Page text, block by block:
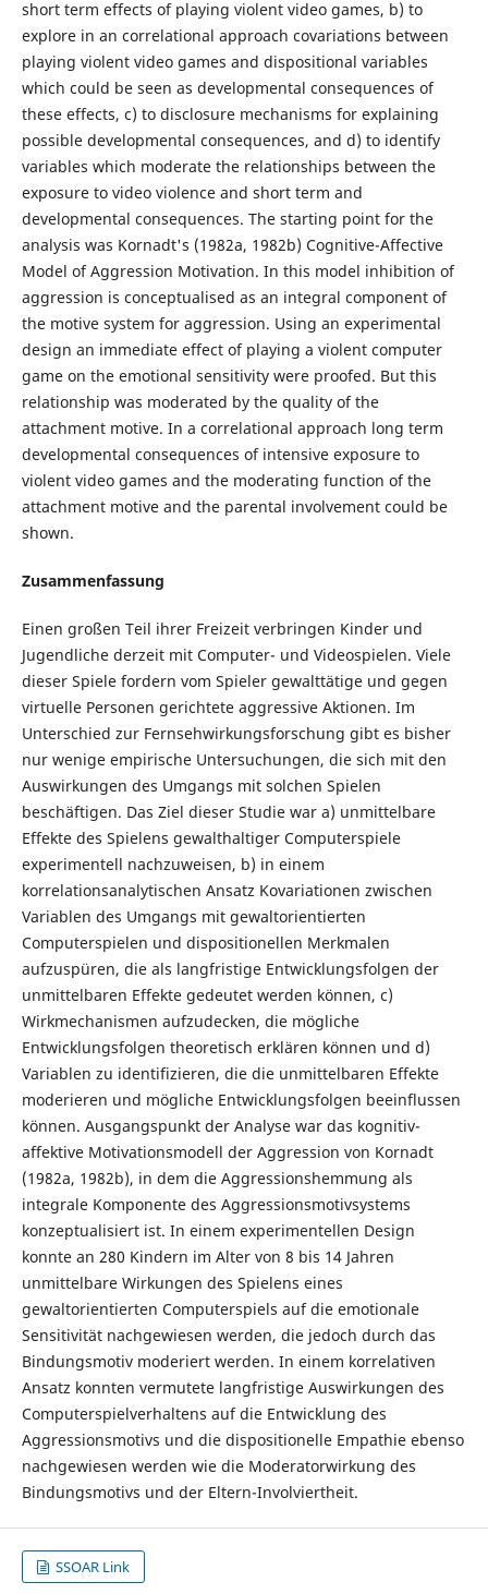
short term effects of playing violent video games, b) to
explore in an correlational approach covariations between
playing violent video games and dispositional variables
which could be seen as developmental consequences of
these effects, c) to disclosure mechanisms for explaining
possible developmental consequences, and d) to identify
variables which moderate the relationships between the
exposure to video violence and short term and
developmental consequences. The starting point for the
analysis was Kornadt's (1982a, 1982b) Cognitive-Affective
Model of Aggression Motivation. In this model inhibition of
aggression is conceptualised as an integral component of
the motive system for aggression. Using an experimental
design an immediate effect of playing a violent computer
game on the emotional sensitivity were proofed. But this
relationship was moderated by the quality of the
attachment motive. In a correlational approach long term
developmental consequences of intensive exposure to
violent video games and the moderating function of the
attachment motive and the parental involvement could be
shown.
Zusammenfassung
Einen großen Teil ihrer Freizeit verbringen Kinder und
Jugendliche derzeit mit Computer- und Videospielen. Viele
dieser Spiele fordern vom Spieler gewalttätige und gegen
virtuelle Personen gerichtete aggressive Aktionen. Im
Unterschied zur Fernsehwirkungsforschung gibt es bisher
nur wenige empirische Untersuchungen, die sich mit den
Auswirkungen des Umgangs mit solchen Spielen
beschäftigen. Das Ziel dieser Studie war a) unmittelbare
Effekte des Spielens gewalthaltiger Computerspiele
experimentell nachzuweisen, b) in einem
korrelationsanalytischen Ansatz Kovariationen zwischen
Variablen des Umgangs mit gewaltorientierten
Computerspielen und dispositionellen Merkmalen
aufzuspüren, die als langfristige Entwicklungsfolgen der
unmittelbaren Effekte gedeutet werden können, c)
Wirkmechanismen aufzudecken, die mögliche
Entwicklungsfolgen theoretisch erklären können und d)
Variablen zu identifizieren, die die unmittelbaren Effekte
moderieren und mögliche Entwicklungsfolgen beeinflussen
können. Ausgangspunkt der Analyse war das kognitiv-
affektive Motivationsmodell der Aggression von Kornadt
(1982a, 1982b), in dem die Aggressionshemmung als
integrale Komponente des Aggressionsmotivsystems
konzeptualisiert ist. In einem experimentellen Design
konnte an 280 Kindern im Alter von 8 bis 14 Jahren
unmittelbare Wirkungen des Spielens eines
gewaltorientierten Computerspiels auf die emotionale
Sensitivität nachgewiesen werden, die jedoch durch das
Bindungsmotiv moderiert werden. In einem korrelativen
Ansatz konnten vermutete langfristige Auswirkungen des
Computerspielverhaltens auf die Entwicklung des
Aggressionsmotivs und die dispositionelle Empathie ebenso
nachgewiesen werden wie die Moderatorwirkung des
Bindungsmotivs und der Eltern-Involviertheit.
SSOAR Link